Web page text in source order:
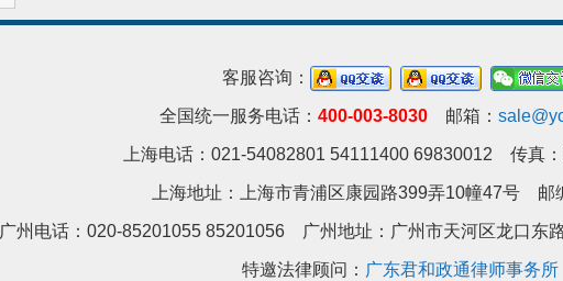
客服咨询：
全国统一服务电话： 400-003-8030邮箱：
上海电话：021-54082801 54111400 69830012 传真
上海地址：上海市青浦区康园路399弄10幢47号 邮
广州电话：020-85201055 85201056 广州地址： 广州市天河区龙口东
特邀法律顾问： 广东君和政通律师事务所